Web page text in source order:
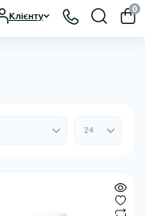
Клієнту
0